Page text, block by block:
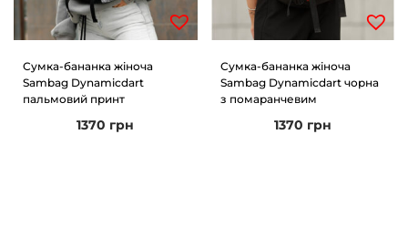
Сумка-бананка жіноча
Sambag Dynamicdart
пальмовий принт
1370 грн
Сумка-бананка жіноча
Sambag Dynamicdart чорна
з помаранчевим
1370 грн